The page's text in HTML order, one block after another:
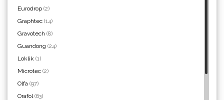
Eurodrop (2)
Graphtec (14)
Gravotech (8)
Guandong (24)
Loklik (1)
Microtec (2)
Olfa (97)
Orafol(63)